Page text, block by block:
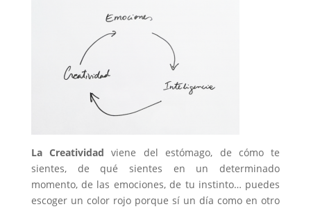
La Creatividad viene del estómago, de cómo te
sientes, de qué sientes en un determinado
momento, de las emociones, de tu instinto… puedes
escoger un color rojo porque sí un día como en otro